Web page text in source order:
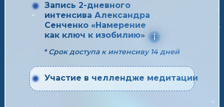
Запись 2-дневного
интенсива Александра
Сенченко «Намерение
как ключ к изобилию»
* Срок доступа к интенсиву 14 дней
Участие в челлендже медитации